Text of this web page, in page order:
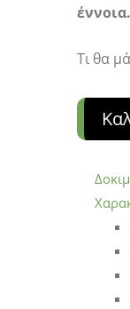
έννοια.
Τι θα